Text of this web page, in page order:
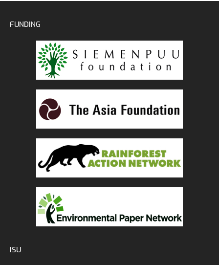
FUNDING
ISU